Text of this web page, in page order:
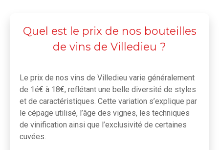
Quel est le prix de nos bouteilles
de vins de Villedieu ?
Le prix de nos vins de Villedieu varie généralement
de 1é€ à 18€, reflétant une belle diversité de styles
et de caractéristiques. Cette variation s’explique par
le cépage utilisé, l’âge des vignes, les techniques
de vinification ainsi que l’exclusivité de certaines
cuvées.